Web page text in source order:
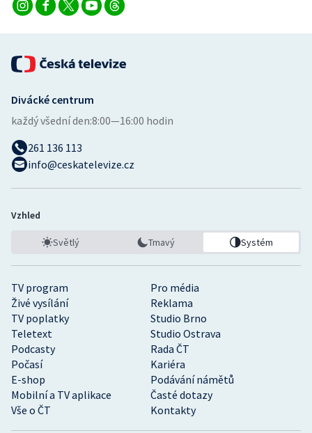
TV program
Pro média
Živé vysílání
Reklama
TV poplatky
Studio Brno
Teletext
Studio Ostrava
Podcasty
Rada ČT
Počasí
Kariéra
E-shop
Podávání námětů
Mobilní a TV aplikace
Časté dotazy
Vše o ČT
Kontakty
Divácké centrum
každý všední den:8:00—16:00 hodin
261 136 113
info@ceskatelevize.cz
Vzhled
Světlý Tmavý Systém